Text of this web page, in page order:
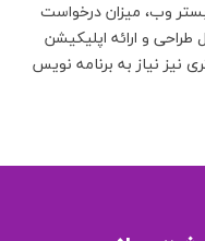
وب، میزان درخواست
و ارائه اپلیکیشن
نیاز به برنامه نویس